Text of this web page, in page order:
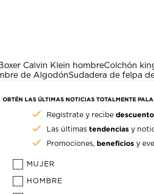
Calvin Klein hombreColchón
de AlgodónSudadera de felpa
OBTÉN LAS ÚLTIMAS NOTICIAS TOTALMENTE
Regístrate y recibe
Las últimastendencias y
Promociones, beneficios y
MUJER
HOMBRE